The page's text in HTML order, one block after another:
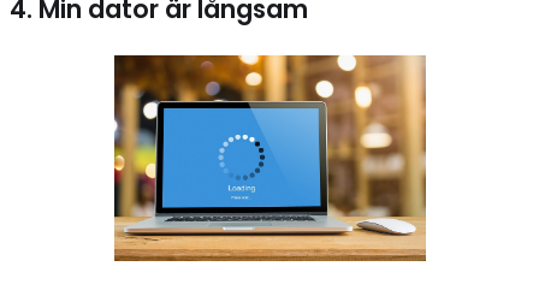
4. Min dator är långsam